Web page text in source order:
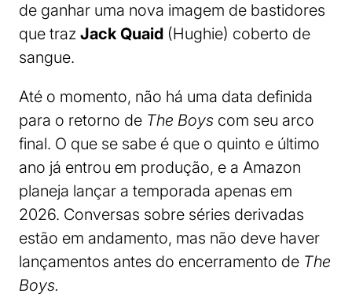
de ganhar uma nova imagem de bastidores
que traz Jack Quaid (Hughie) coberto de
sangue.
Até o momento, não há uma data definida
para o retorno de The Boys com seu arco
final. O que se sabe é que o quinto e último
ano já entrou em produção, e a Amazon
planeja lançar a temporada apenas em
2026. Conversas sobre séries derivadas
estão em andamento, mas não deve haver
lançamentos antes do encerramento de The
Boys.